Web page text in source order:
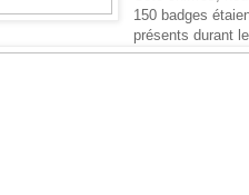
150 badges
présents durant